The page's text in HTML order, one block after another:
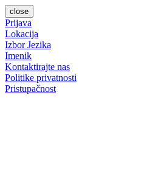
close
Prijava
Lokacija
Izbor Jezika
Imenik
Kontaktirajte nas
Politike privatnosti
Pristupačnost